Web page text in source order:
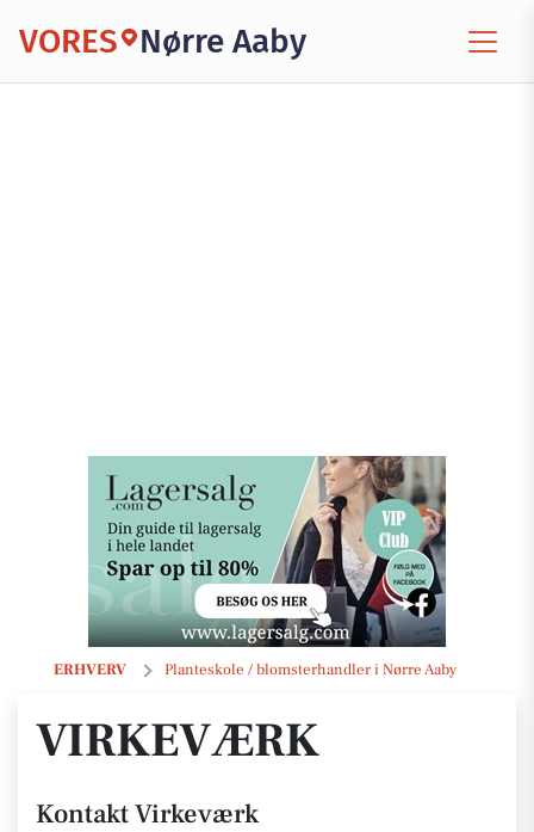
VORES Nørre Aaby
ERHVERV Planteskole / blomsterhandler i Nørre Aaby
Virkeværk
VIRKEVÆRK
Kontakt Virkeværk